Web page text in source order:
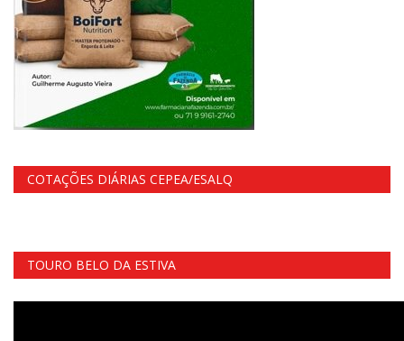
COTAÇÕES DIÁRIAS CEPEA/ESALQ
TOURO BELO DA ESTIVA